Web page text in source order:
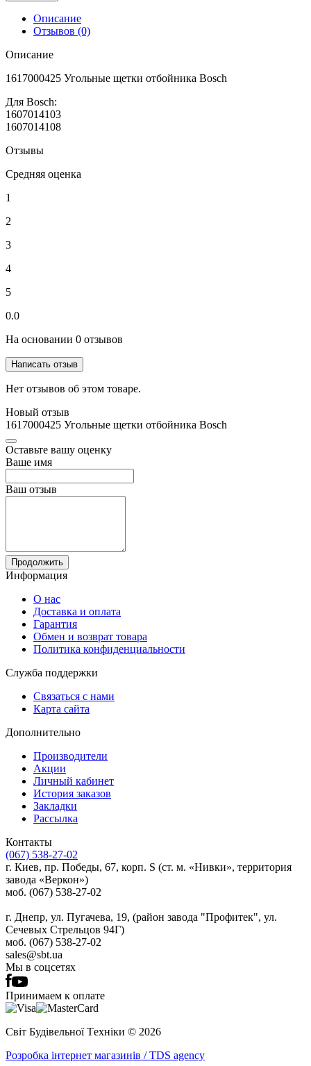
Описание
Отзывов (0)
Описание
1617000425 Угольные щетки отбойника Bosch
Для Bosch:
1607014103
1607014108
Отзывы
Средняя оценка
1
2
3
4
5
0.0
На основании 0 отзывов
Написать отзыв
Нет отзывов об этом товаре.
Новый отзыв
1617000425 Угольные щетки отбойника Bosch
Оставьте вашу оценку
Ваше имя
Ваш отзыв
Продолжить
Информация
О нас
Доставка и оплата
Гарантия
Обмен и возврат товара
Политика конфиденциальности
Служба поддержки
Связаться с нами
Карта сайта
Дополнительно
Производители
Акции
Личный кабинет
История заказов
Закладки
Рассылка
Контакты
(067) 538-27-02
г. Киев, пр. Победы, 67, корп. S (ст. м. «Нивки», территория
завода «Веркон»)
моб. (067) 538-27-02
г. Днепр, ул. Пугачева, 19, (район завода "Профитек", ул.
Сечевых Стрельцов 94Г)
моб. (067) 538-27-02
sales@sbt.ua
Мы в соцсетях
Принимаем к оплате
Світ Будівельної Tехніки © 2026
Розробка інтернет магазинів / TDS agency